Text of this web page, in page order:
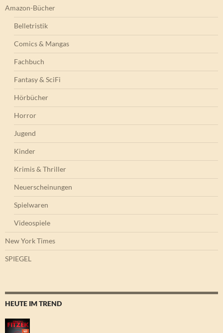
Amazon-Bücher
Belletristik
Comics & Mangas
Fachbuch
Fantasy & SciFi
Hörbücher
Horror
Jugend
Kinder
Krimis & Thriller
Neuerscheinungen
Spielwaren
Videospiele
New York Times
SPIEGEL
HEUTE IM TREND